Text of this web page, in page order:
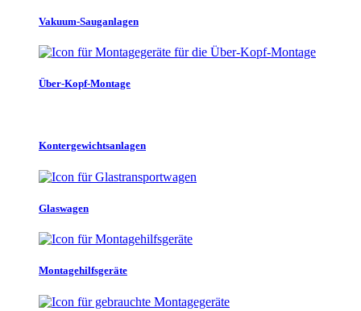
Vakuum-Sauganlagen
Über-Kopf-Montage
Kontergewichtsanlagen
Glaswagen
Montagehilfsgeräte